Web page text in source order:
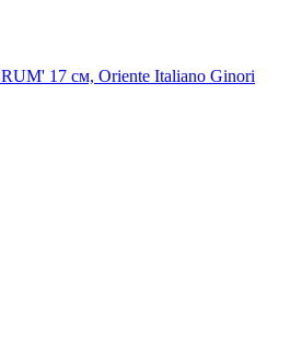
17 см, Oriente Italiano Ginori